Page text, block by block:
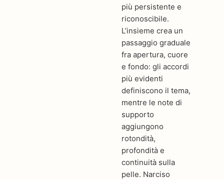
più persistente e
riconoscibile.
L’insieme crea un
passaggio graduale
fra apertura, cuore
e fondo: gli accordi
più evidenti
definiscono il tema,
mentre le note di
supporto
aggiungono
rotondità,
profondità e
continuità sulla
pelle. Narciso